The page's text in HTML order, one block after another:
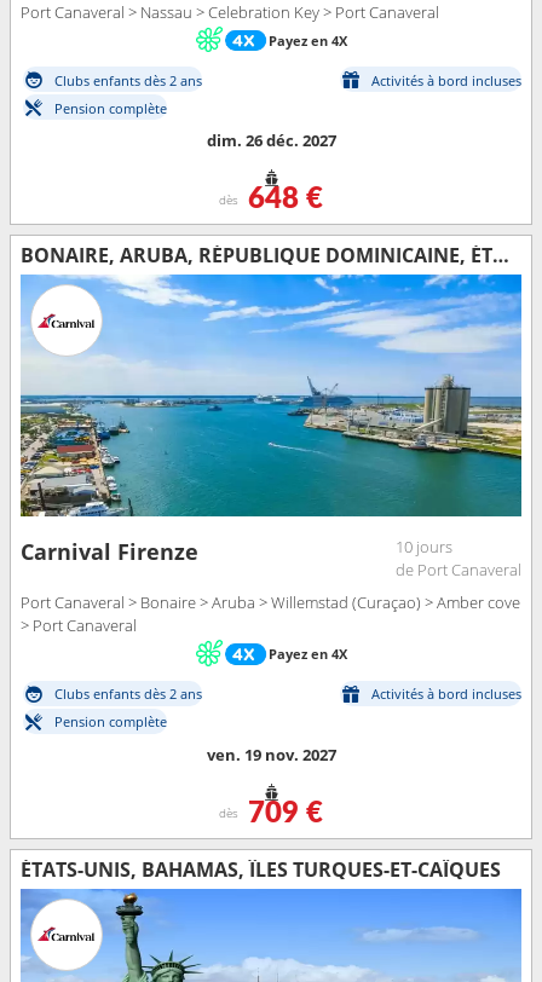
Port Canaveral > Nassau > Celebration Key > Port Canaveral
Payez en 4X
Clubs enfants dès 2 ans
Activités à bord incluses
Pension complète
dim. 26 déc. 2027
dès 648 €
BONAIRE, ARUBA, RÉPUBLIQUE DOMINICAINE, ÉTATS-UNIS
Carnival Firenze
10 jours
de Port Canaveral
Port Canaveral > Bonaire > Aruba > Willemstad (Curaçao) > Amber cove
> Port Canaveral
Payez en 4X
Clubs enfants dès 2 ans
Activités à bord incluses
Pension complète
ven. 19 nov. 2027
dès 709 €
ÉTATS-UNIS, BAHAMAS, ÎLES TURQUES-ET-CAÏQUES